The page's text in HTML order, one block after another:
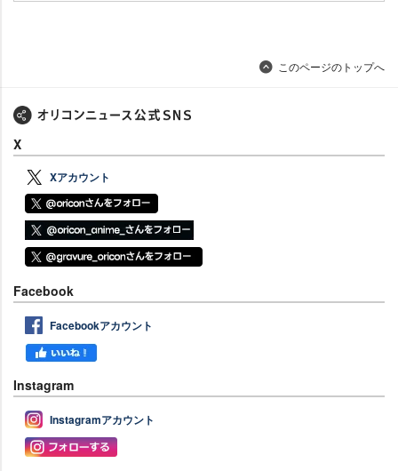
このページのトップへ
X
Xアカウント
Facebook
Facebookアカウント
Instagram
Instagramアカウント